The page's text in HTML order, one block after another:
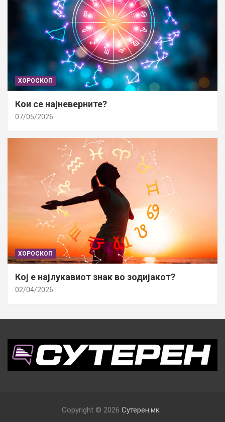
ХОРОСКОП
Кои се најневерните?
07/05/2026
ХОРОСКОП
Кој е најлукавиот знак во зодијакот?
02/04/2026
Copyright © 2026 Сутерен.мк